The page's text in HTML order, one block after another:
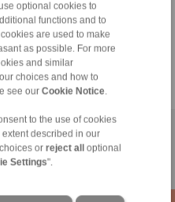
optional cookies to
functions and to
are used to make
as possible. For more
and similar
choices and how to
see our Cookie Notice.
to the use of cookies
described in our
or reject all
optional
Settings".
Mentions légales|Politique de
Professionnelles D'Affaires